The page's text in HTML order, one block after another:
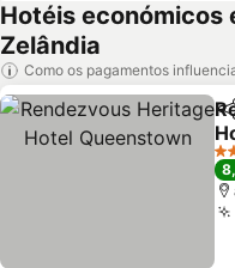
Hotéis económicos
Zelândia
Como os pagamentos
5